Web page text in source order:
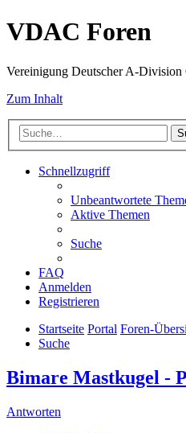
VDAC Foren
Vereinigung Deutscher A-Division
Zum Inhalt
Schnellzugriff
Unbeantwortete
Aktive Themen
Suche
FAQ
Anmelden
Registrieren
Startseite Portal Foren-
Suche
Bimare Mastkugel -
Antworten